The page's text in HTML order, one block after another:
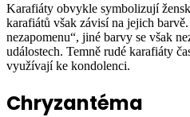
Karafiáty obvykle symbolizují
karafiátů však závisí na jejich
nezapomenu“, jiné barvy se však
událostech. Temně rudé karafiáty
využívají ke kondolenci.
Chryzantéma